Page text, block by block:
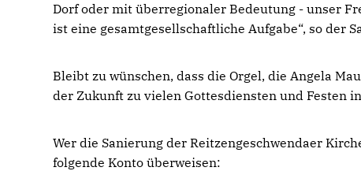
Dorf oder mit überregionaler Bedeutung - unser
ist eine gesamtgesellschaftliche Aufgabe“, so der
Bleibt zu wünschen, dass die Orgel, die Angela
der Zukunft zu vielen Gottesdiensten und Festen
Wer die Sanierung der Reitzengeschwendaer
folgende Konto überweisen: